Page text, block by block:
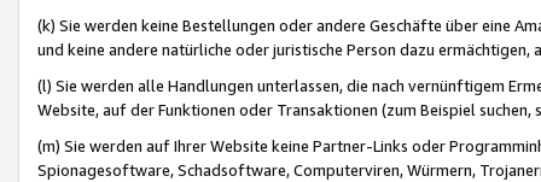
(k) Sie werden keine Bestellungen oder andere Geschäfte über eine
und keine andere natürliche oder juristische Person dazu
(l) Sie werden alle Handlungen unterlassen, die nach vernünftigem
Website, auf der Funktionen oder Transaktionen (zum Beispiel
(m) Sie werden auf Ihrer Website keine Partner-Links oder
Spionagesoftware, Schadsoftware, Computerviren, Würmern,